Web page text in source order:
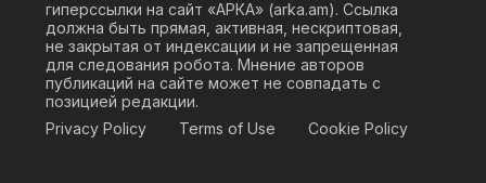
гиперссылки на сайт «АРКА» (arka.am). Ссылка
должна быть прямая, активная, нескриптовая,
не закрытая от индексации и не запрещенная
для следования робота. Мнение авторов
публикаций на сайте может не совпадать с
позицией редакции.
Privacy Policy
Terms of Use Cookie Policy